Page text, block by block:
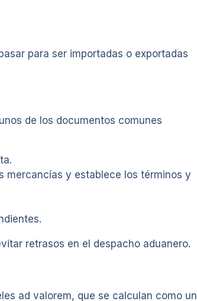
para ser importadas o exportadas
de los documentos comunes
mercancías y establece los términos y
retrasos en el despacho aduanero.
ad valorem, que se calculan como un